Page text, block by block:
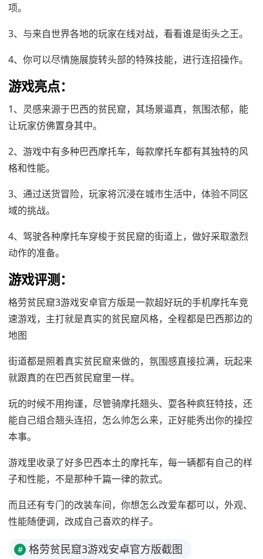
项。
3、与来自世界各地的玩家在线对战，看看谁是街头之王。
4、你可以尽情施展旋转头部的特殊技能，进行连招操作。
游戏亮点：
1、灵感来源于巴西的贫民窟，其场景逼真，氛围浓郁，能
让玩家仿佛置身其中。
2、游戏中有多种巴西摩托车，每款摩托车都有其独特的风
格和性能。
3、通过送货冒险，玩家将沉浸在城市生活中，体验不同区
域的挑战。
4、驾驶各种摩托车穿梭于贫民窟的街道上，做好采取激烈
动作的准备。
游戏评测：
格劳贫民窟3游戏安卓官方版是一款超好玩的手机摩托车竞
速游戏，主打就是真实的贫民窟风格，全程都是巴西那边的
地图
街道都是照着真实贫民窟来做的，氛围感直接拉满，玩起来
就跟真的在巴西贫民窟里一样。
玩的时候不用拘谨，尽管骑摩托翘头、耍各种疯狂特技，还
能自己组合翘头连招，怎么帅怎么来，正好能秀出你的操控
本事。
游戏里收录了好多巴西本土的摩托车，每一辆都有自己的样
子和性能，不是那种千篇一律的款式。
而且还有专门的改装车间，你想怎么改爱车都可以，外观、
性能随便调，改成自己喜欢的样子。
# 格劳贫民窟3游戏安卓官方版截图